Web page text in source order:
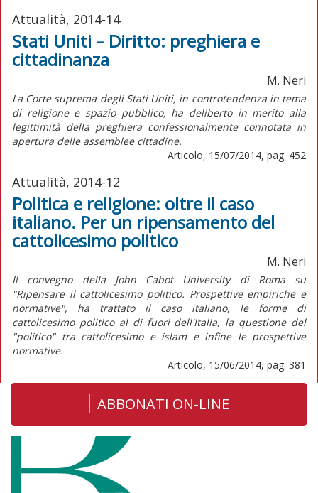
Attualità, 2014-14
Stati Uniti – Diritto: preghiera e
cittadinanza
M. Neri
La Corte suprema degli Stati Uniti, in controtendenza in tema
di religione e spazio pubblico, ha deliberto in merito alla
legittimità della preghiera confessionalmente connotata in
apertura delle assemblee cittadine.
Articolo, 15/07/2014, pag. 452
Attualità, 2014-12
Politica e religione: oltre il caso
italiano. Per un ripensamento del
cattolicesimo politico
M. Neri
Il convegno della John Cabot University di Roma su
"Ripensare il cattolicesimo politico. Prospettive empiriche e
normative", ha trattato il caso italiano, le forme di
cattolicesimo politico al di fuori dell'Italia, la questione del
"politico" tra cattolicesimo e islam e infine le prospettive
normative.
Articolo, 15/06/2014, pag. 381
ABBONATI ON-LINE